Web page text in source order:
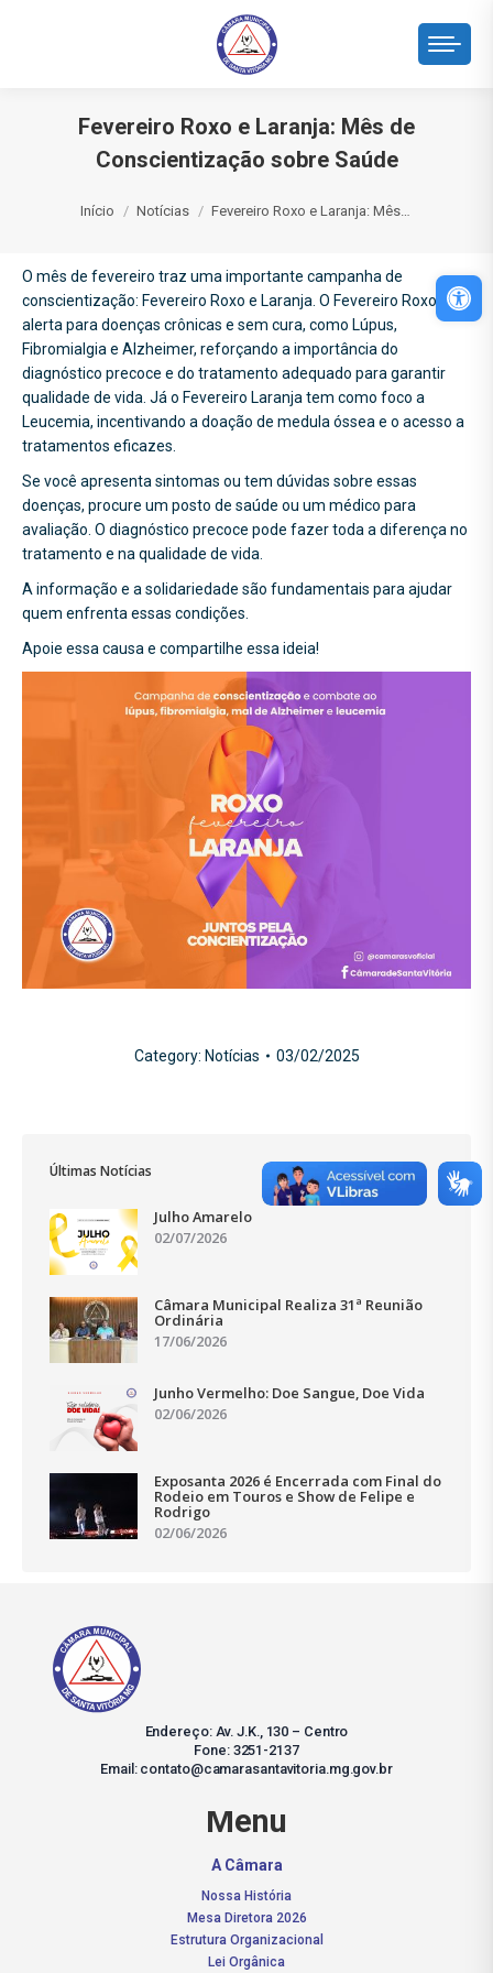
Fevereiro Roxo e Laranja: Mês de
Conscientização sobre Saúde
Início Notícias Fevereiro Roxo e Laranja: Mês…
O mês de fevereiro traz uma importante campanha de
conscientização: Fevereiro Roxo e Laranja. O Fevereiro Roxo
alerta para doenças crônicas e sem cura, como Lúpus,
Fibromialgia e Alzheimer, reforçando a importância do
diagnóstico precoce e do tratamento adequado para garantir
qualidade de vida. Já o Fevereiro Laranja tem como foco a
Leucemia, incentivando a doação de medula óssea e o acesso a
tratamentos eficazes.
Se você apresenta sintomas ou tem dúvidas sobre essas
doenças, procure um posto de saúde ou um médico para
avaliação. O diagnóstico precoce pode fazer toda a diferença no
tratamento e na qualidade de vida.
A informação e a solidariedade são fundamentais para ajudar
quem enfrenta essas condições.
Apoie essa causa e compartilhe essa ideia!
Category: Notícias 03/02/2025
Últimas Notícias
Julho Amarelo
02/07/2026
Câmara Municipal Realiza 31ª Reunião
Ordinária
17/06/2026
Junho Vermelho: Doe Sangue, Doe Vida
02/06/2026
Exposanta 2026 é Encerrada com Final do
Rodeio em Touros e Show de Felipe e
Rodrigo
02/06/2026
Endereço: Av. J.K., 130 – Centro
Fone: 3251-2137
Email: contato@camarasantavitoria.mg.gov.br
Menu
A Câmara
Nossa História
Mesa Diretora 2026
Estrutura Organizacional
Lei Orgânica